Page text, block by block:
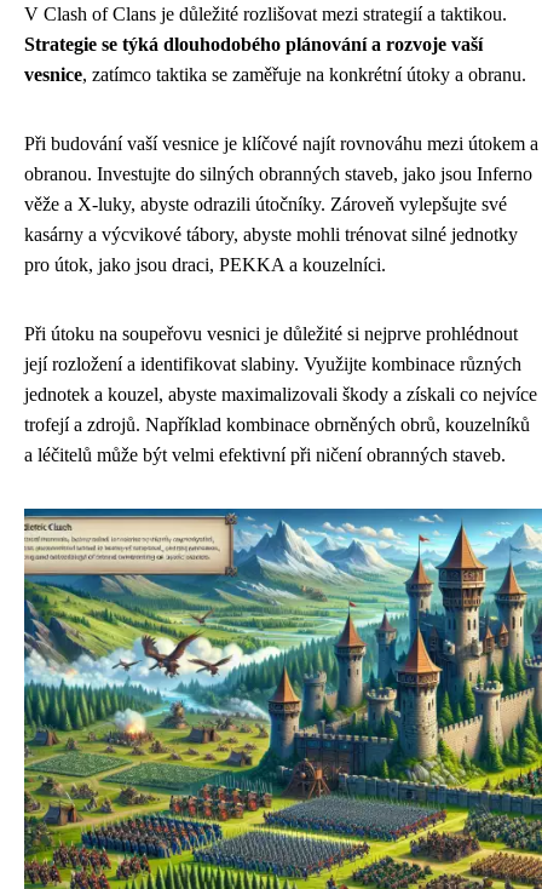
V Clash of Clans je důležité rozlišovat mezi strategií a taktikou.
Strategie se týká dlouhodobého plánování a rozvoje vaší
vesnice, zatímco taktika se zaměřuje na konkrétní útoky a obranu.
Při budování vaší vesnice je klíčové najít rovnováhu mezi útokem a
obranou. Investujte do silných obranných staveb, jako jsou Inferno
věže a X-luky, abyste odrazili útočníky. Zároveň vylepšujte své
kasárny a výcvikové tábory, abyste mohli trénovat silné jednotky
pro útok, jako jsou draci, PEKKA a kouzelníci.
Při útoku na soupeřovu vesnici je důležité si nejprve prohlédnout
její rozložení a identifikovat slabiny. Využijte kombinace různých
jednotek a kouzel, abyste maximalizovali škody a získali co nejvíce
trofejí a zdrojů. Například kombinace obrněných obrů, kouzelníků
a léčitelů může být velmi efektivní při ničení obranných staveb.